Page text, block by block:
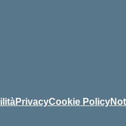
PrivacyCookie Policy